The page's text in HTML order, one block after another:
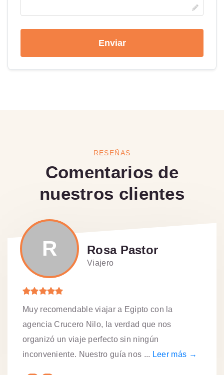
Enviar
RESEÑAS
Comentarios de
nuestros clientes
R Rosa Pastor
Viajero
Muy recomendable viajar a Egipto con la
agencia Crucero Nilo, la verdad que nos
organizó un viaje perfecto sin ningún
inconveniente. Nuestro guía nos ... Leer más →